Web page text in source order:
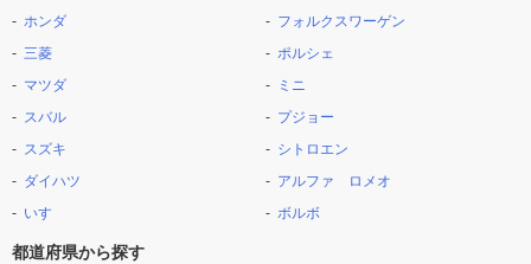
ホンダ
三菱
マツダ
スバル
スズキ
ダイハツ
いすゞ
フォルクスワーゲン
ポルシェ
ミニ
プジョー
シトロエン
アルファ ロメオ
ボルボ
都道府県から探す